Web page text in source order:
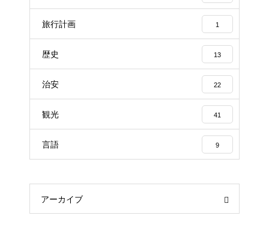
旅行計画 1
歴史 13
治安 22
観光 41
言語 9
アーカイブ